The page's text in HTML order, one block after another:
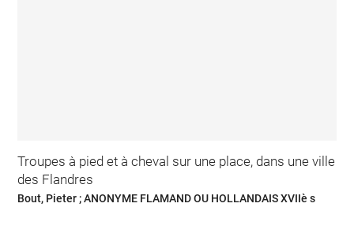
Troupes à pied et à cheval sur une place, dans une ville
des Flandres
Bout, Pieter ; ANONYME FLAMAND OU HOLLANDAIS XVIIè s